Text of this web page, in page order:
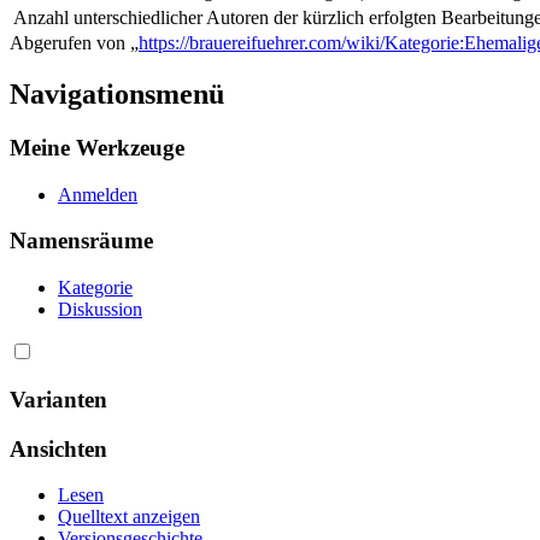
Anzahl unterschiedlicher Autoren der kürzlich erfolgten
Abgerufen von „https://brauereifuehrer.com/wiki/
Navigationsmenü
Meine Werkzeuge
Anmelden
Namensräume
Kategorie
Diskussion
Varianten
Ansichten
Lesen
Quelltext anzeigen